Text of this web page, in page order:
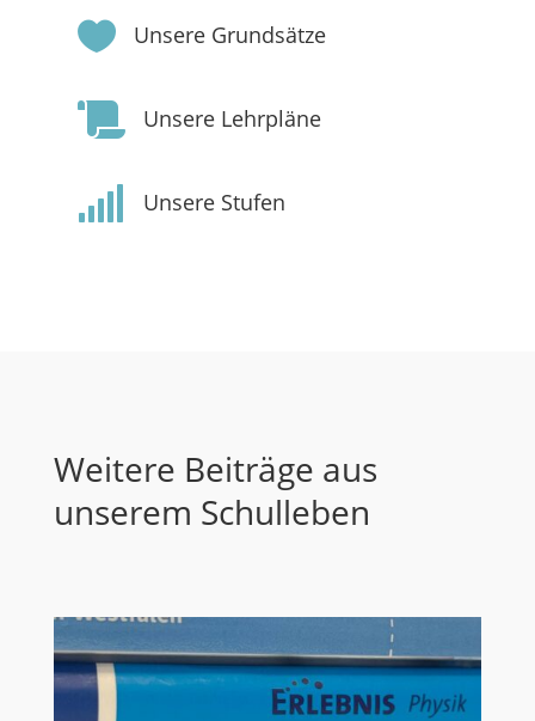
 Unsere Grundsätze
 Unsere Lehrpläne
 Unsere Stufen
Weitere Beiträge aus
unserem Schulleben